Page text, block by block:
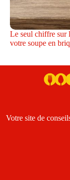
Le seul chiffre sur
votre soupe en
Votre site de